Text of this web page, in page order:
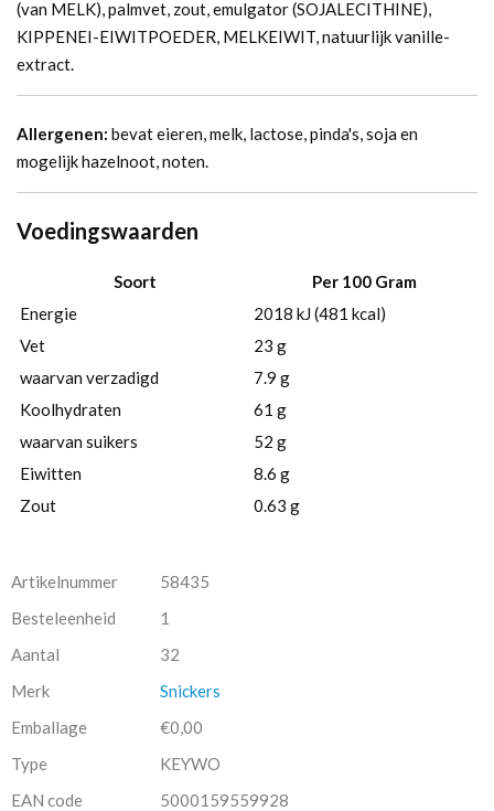
(van MELK), palmvet, zout, emulgator (SOJALECITHINE),
KIPPENEI-EIWITPOEDER, MELKEIWIT, natuurlijk vanille-
extract.
Allergenen: bevat eieren, melk, lactose, pinda's, soja en
mogelijk hazelnoot, noten.
Voedingswaarden
Soort
Per 100 Gram
Energie
2018 kJ (481 kcal)
Vet
23 g
waarvan verzadigd
7.9 g
Koolhydraten
61 g
waarvan suikers
52 g
Eiwitten
8.6 g
Zout
0.63 g
Artikelnummer
58435
Besteleenheid
1
Aantal
32
Merk
Snickers
Emballage
€0,00
Type
KEYWO
EAN code
5000159559928